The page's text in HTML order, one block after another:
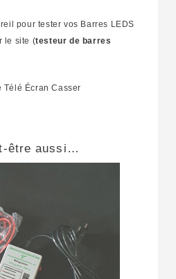
pour tester vos Barres LEDS
le site (testeur de barres
Télé Écran Casser
être aussi…